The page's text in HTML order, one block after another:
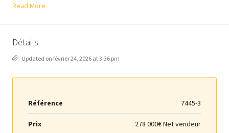
Read More
Détails
Updated on février 24, 2026 at 3:36 pm
Référence 7445-3
Prix 278 000€ Net vendeur